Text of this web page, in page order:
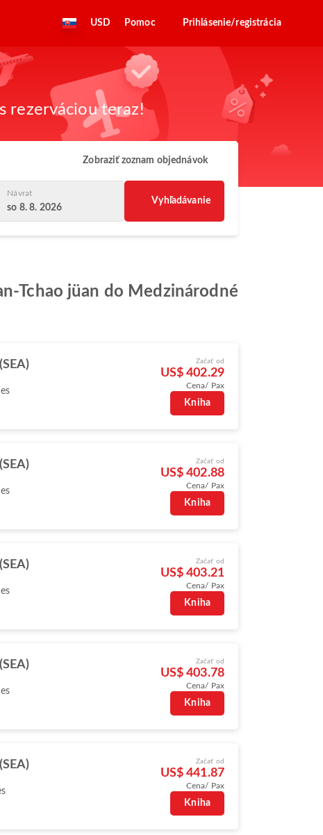
USD Pomoc Prihlásenie/registrácia
rezerváciou teraz!
Zobraziť zoznam objednávok
Návrat
so 8. 8. 2026
Vyhľadávanie
Tchao jüan do Medzinárodné
Začať od
US$ 402.29
Cena/ Pax
Kniha
Začať od
US$ 402.88
Cena/ Pax
Kniha
Začať od
US$ 403.21
Cena/ Pax
Kniha
Začať od
US$ 403.78
Cena/ Pax
Kniha
Začať od
US$ 441.87
Cena/ Pax
Kniha